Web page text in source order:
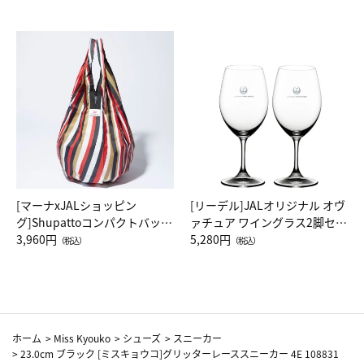
[マーナxJALショッピン
グ]Shupattoコンパクトバッグ
Drop JAL客室乗務員（LC）ス
3,960円 （税込）
[リーデル]JALオリジナル オヴ
ァチュア ワイングラス2脚セッ
ト（レッドワイン）
5,280円 （税込）
ホーム > Miss Kyouko > シューズ > スニーカー
>23.0cm ブラック [ミスキョウコ]グリッターレーススニーカー 4E 108831